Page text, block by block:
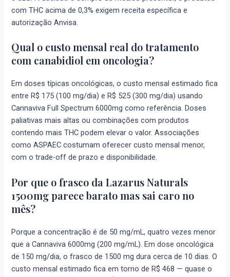
com THC acima de 0,3% exigem receita específica e
autorização Anvisa.
Qual o custo mensal real do tratamento
com canabidiol em oncologia?
Em doses típicas oncológicas, o custo mensal estimado fica
entre R$ 175 (100 mg/dia) e R$ 525 (300 mg/dia) usando
Cannaviva Full Spectrum 6000mg como referência. Doses
paliativas mais altas ou combinações com produtos
contendo mais THC podem elevar o valor. Associações
como ASPAEC costumam oferecer custo mensal menor,
com o trade-off de prazo e disponibilidade.
Por que o frasco da Lazarus Naturals
1500mg parece barato mas sai caro no
mês?
Porque a concentração é de 50 mg/mL, quatro vezes menor
que a Cannaviva 6000mg (200 mg/mL). Em dose oncológica
de 150 mg/dia, o frasco de 1500 mg dura cerca de 10 dias. O
custo mensal estimado fica em torno de R$ 468 — quase o